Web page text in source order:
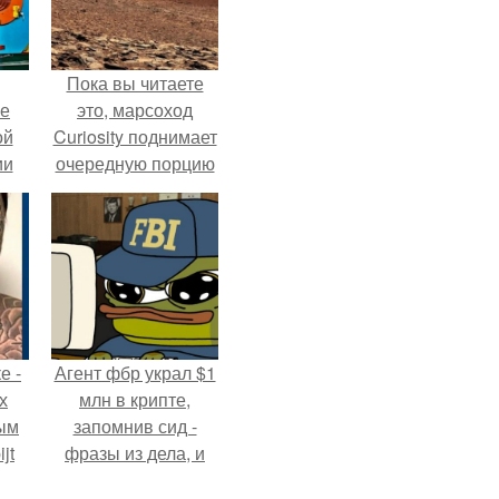
Пока вы читаете
это, марсоход
Curiosity поднимает
очередную порцию
красной пыли. 6.
-
Агент фбр украл $1
млн в крипте,
запомнив сид -
фразы из дела, и